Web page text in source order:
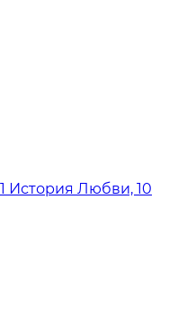
История Любви, 10